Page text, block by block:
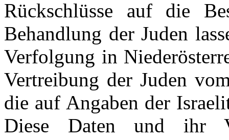
Rückschlüsse auf die
Behandlung der Juden
Verfolgung in
Vertreibung der Juden
die auf Angaben der
Diese Daten und ihr